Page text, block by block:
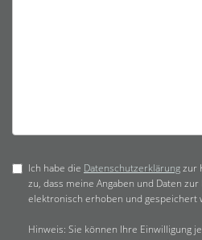
Ich habe die Datenschutzerklärungzur
zu, dass meine Angaben und Daten
elektronisch erhoben und gespeichert
Hinweis: Sie können Ihre Einwilligung